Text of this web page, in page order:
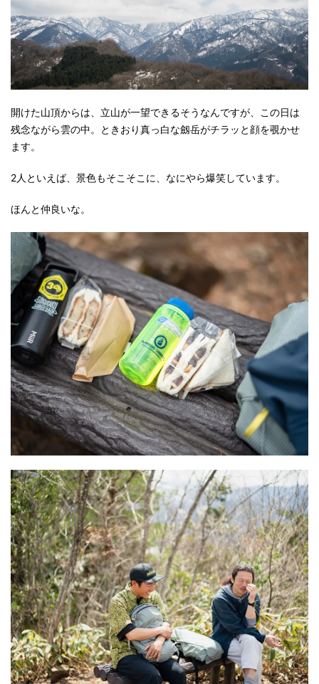
開けた山頂からは、立山が一望できるそうなんですが、この日は
残念ながら雲の中。ときおり真っ白な劔岳がチラッと顔を覗かせ
ます。
2人といえば、景色もそこそこに、なにやら爆笑しています。
ほんと仲良いな。